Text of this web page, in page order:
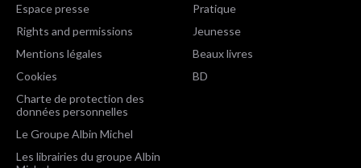
Espace presse
Rights and permissions
Mentions légales
Cookies
Charte de protection des
données personnelles
Le Groupe Albin Michel
Les librairies du groupe Albin
Pratique
Jeunesse
Beaux livres
BD